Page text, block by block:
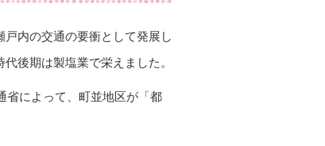
内の交通の要衝として発展し
後期は製塩業で栄えました。
省によって、町並地区が「都